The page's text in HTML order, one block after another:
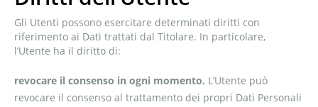
Gli Utenti possono esercitare determinati diritti con
riferimento ai Dati trattati dal Titolare. In particolare,
l’Utente ha il diritto di:
revocare il consenso in ogni momento. L’Utente può
revocare il consenso al trattamento dei propri Dati Personali